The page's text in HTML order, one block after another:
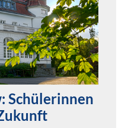
Schülerinnen